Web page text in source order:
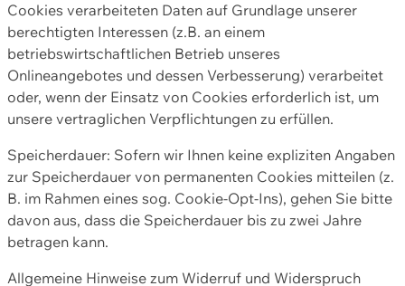
Cookies verarbeiteten Daten auf Grundlage unserer
berechtigten Interessen (z.B. an einem
betriebswirtschaftlichen Betrieb unseres
Onlineangebotes und dessen Verbesserung) verarbeitet
oder, wenn der Einsatz von Cookies erforderlich ist, um
unsere vertraglichen Verpflichtungen zu erfüllen.
Speicherdauer: Sofern wir Ihnen keine expliziten Angaben
zur Speicherdauer von permanenten Cookies mitteilen (z.
B. im Rahmen eines sog. Cookie-Opt-Ins), gehen Sie bitte
davon aus, dass die Speicherdauer bis zu zwei Jahre
betragen kann.
Allgemeine Hinweise zum Widerruf und Widerspruch